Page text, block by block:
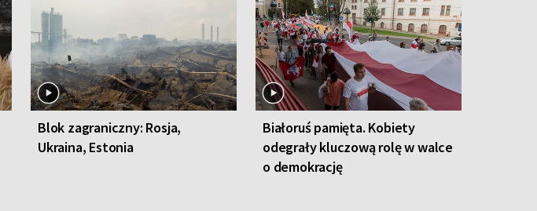
Blok zagraniczny: Rosja,
Ukraina, Estonia
Białoruś pamięta. Kobiety
odegrały kluczową rolę w walce
o demokrację